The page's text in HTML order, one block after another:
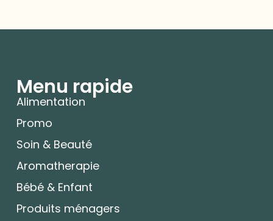
Menu rapide
Alimentation
Promo
Soin & Beauté
Aromatherapie
Bébé & Enfant
Produits ménagers